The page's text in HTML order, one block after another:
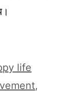
life
,